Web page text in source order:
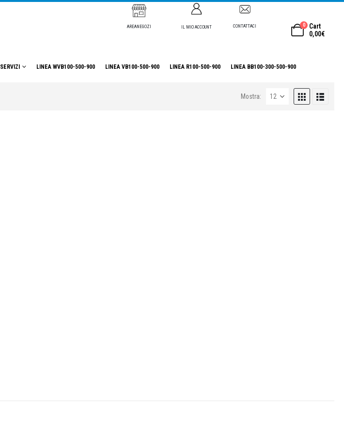
AREANEGOZI IL MIO ACCOUNT CONTATTACI 0
Cart
0,00€
SERVIZI LINEA WVB100-500-900 LINEA VB100-500-900 LINEA R100-500-900 LINEA BB100-300-500-900
Mostra: